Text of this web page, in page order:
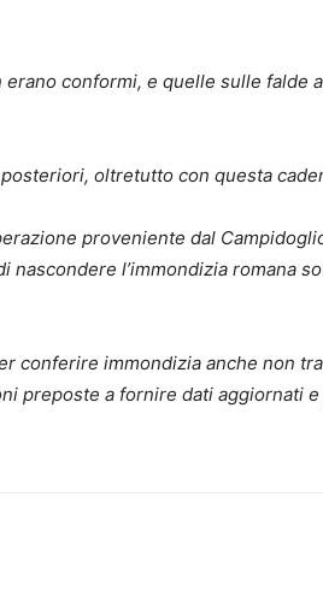
conformi, e quelle sulle falde
oltretutto con questa
proveniente dal
l’immondizia romana
conferire immondizia anche non
preposte a fornire dati aggiornati